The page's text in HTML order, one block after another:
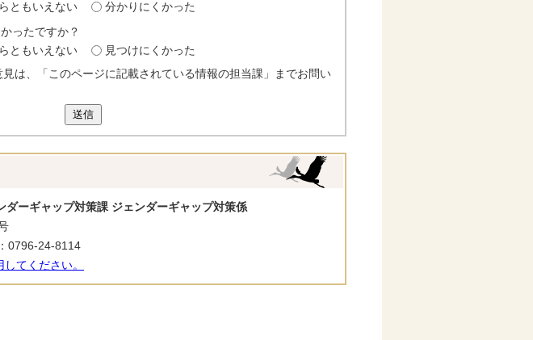
ともいえない 分かりにくかった
ったですか？
ともいえない
見つけにくかった
は、「このページに記載されている情報の担当課」までお問い
送信
ダーギャップ対策課 ジェンダーギャップ対策係
0796-24-8114
てください。